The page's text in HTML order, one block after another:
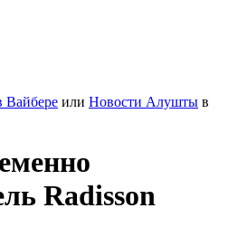
Вайбере или Новости Алушты в
Radisson